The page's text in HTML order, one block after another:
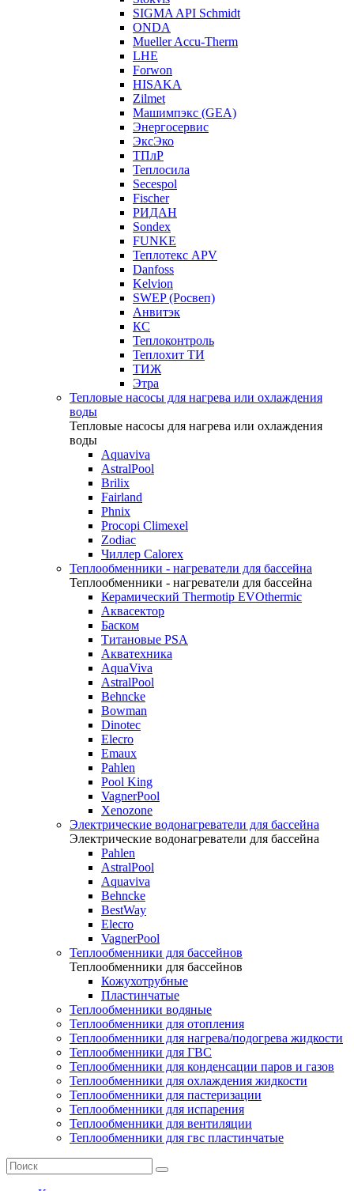
SIGMA API Schmidt
ONDA
Mueller Accu-Therm
LHE
Forwon
HISAKA
Zilmet
Машимпэкс (GEA)
Энергосервис
ЭксЭко
ТПлР
Теплосила
Secespol
Fischer
РИДАН
Sondex
FUNKE
Теплотекс APV
Danfoss
Kelvion
SWEP (Росвеп)
Анвитэк
КС
Теплоконтроль
Теплохит ТИ
ТИЖ
Этра
Тепловые насосы для нагрева или охлаждения
воды
Тепловые насосы для нагрева или охлаждения
воды
Aquaviva
AstralPool
Brilix
Fairland
Phnix
Procopi Climexel
Zodiac
Чиллер Calorex
Теплообменники - нагреватели для бассейна
Теплообменники - нагреватели для бассейна
Керамический Thermotip EVOthermic
Аквасектор
Баском
Титановые PSA
Акватехника
AquaViva
AstralPool
Behncke
Bowman
Dinotec
Elecro
Emaux
Pahlen
Pool King
VagnerPool
Xenozone
Электрические водонагреватели для бассейна
Электрические водонагреватели для бассейна
Pahlen
AstralPool
Aquaviva
Behncke
BestWay
Elecro
VagnerPool
Теплообменники для бассейнов
Теплообменники для бассейнов
Кожухотрубные
Пластинчатые
Теплообменники водяные
Теплообменники для отопления
Теплообменники для нагрева/подогрева жидкости
Теплообменники для ГВС
Теплообменники для конденсации паров и газов
Теплообменники для охлаждения жидкости
Теплообменники для пастеризации
Теплообменники для испарения
Теплообменники для вентиляции
Теплообменники для гвс пластинчатые